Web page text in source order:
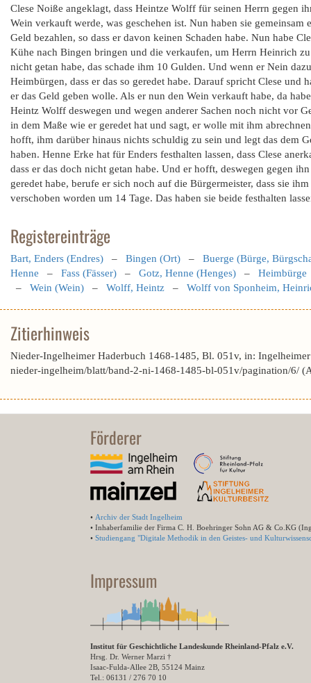
Clese Noiße angeklagt, dass Heintze Wolff für seinen Herrn gegen
Wein verkauft werde, was geschehen ist. Nun haben sie
Geld bezahlen, so dass er davon keinen Schaden habe. Nun habe
Kühe nach Bingen bringen und die verkaufen, um Herrn Heinrich
nicht getan habe, das schade ihm 10 Gulden. Und wenn er Nein
Heimbürgen, dass er das so geredet habe. Darauf spricht Clese und
er das Geld geben wolle. Als er nun den Wein verkauft habe, da
Heintz Wolff deswegen und wegen anderer Sachen noch nicht vor
in dem Maße wie er geredet hat und sagt, er wolle mit ihm
hofft, ihm darüber hinaus nichts schuldig zu sein und legt das dem
haben. Henne Erke hat für Enders festhalten lassen, dass Clese
dass er das doch nicht getan habe. Und er hofft, deswegen gegen
geredet habe, berufe er sich noch auf die Bürgermeister, dass sie
verschoben worden um 14 Tage. Das haben sie beide festhalten
Registereinträge
Bart, Enders (Endres) – Bingen (Ort) – Buerge (Bürge,
Henne – Fass (Fässer) – Gotz, Henne (Henges) – Heimbürge
– Wein (Wein) – Wolff, Heintz – Wolff von Sponheim,
Zitierhinweis
Nieder-Ingelheimer Haderbuch 1468-1485, Bl. 051v, in:
nieder-ingelheim/blatt/band-2-ni-1468-1485-bl-051v/pagination/6/
Förderer
• Archiv der Stadt Ingelheim
• Inhaberfamilie der Firma C. H. Boehringer Sohn AG & Co.KG
• Studiengang "Digitale Methodik in den Geistes- und
Impressum
Institut für Geschichtliche Landeskunde Rheinland-Pfalz e.V.
Hrsg. Dr. Werner Marzi †
Isaac-Fulda-Allee 2B, 55124 Mainz
Tel.: 06131 / 276 70 10